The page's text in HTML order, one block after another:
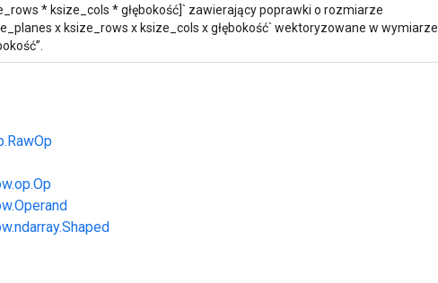
* ksize_cols * głębokość]` zawierający poprawki o rozmiarze
x ksize_rows x ksize_cols x głębokość` wektoryzowane w wymiarze